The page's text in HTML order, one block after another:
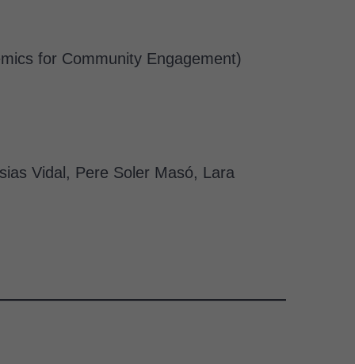
for Community Engagement)
Vidal, Pere Soler Masó, Lara